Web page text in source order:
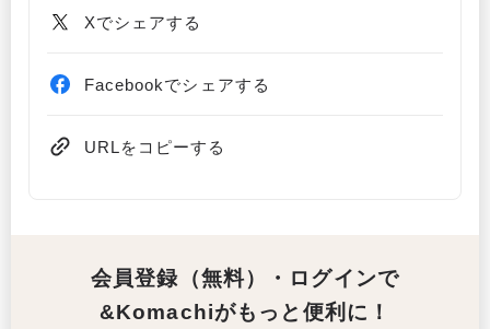
Xでシェアする
Facebookでシェアする
URLをコピーする
会員登録（無料）・ログインで
&Komachiがもっと便利に！